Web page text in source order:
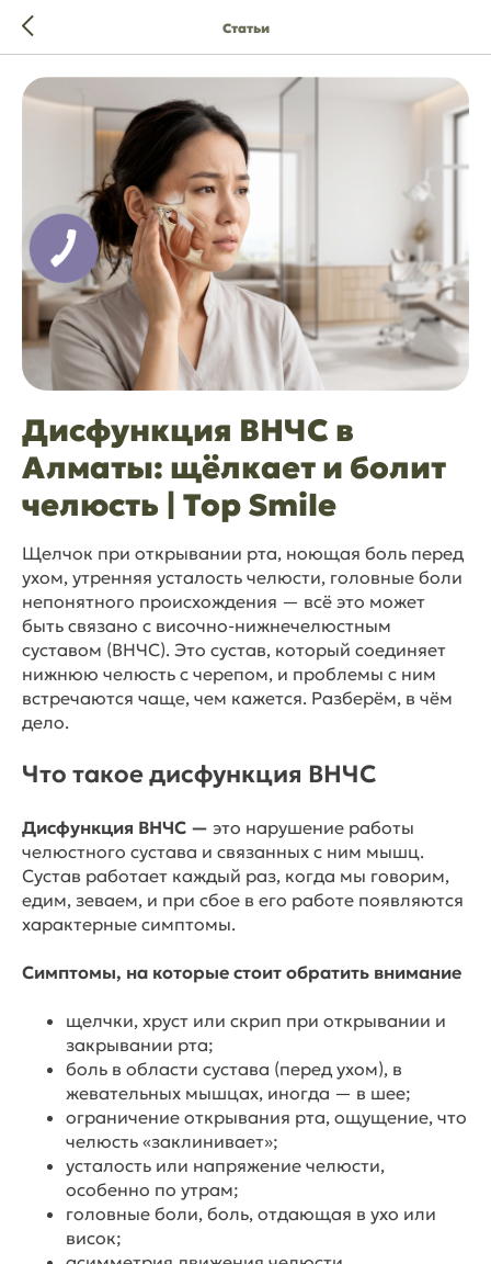
Статьи
Дисфункция ВНЧС в
Алматы: щёлкает и болит
челюсть | Top Smile
Щелчок при открывании рта, ноющая боль перед
ухом, утренняя усталость челюсти, головные боли
непонятного происхождения — всё это может
быть связано с височно-нижнечелюстным
суставом (ВНЧС). Это сустав, который соединяет
нижнюю челюсть с черепом, и проблемы с ним
встречаются чаще, чем кажется. Разберём, в чём
дело.
Что такое дисфункция ВНЧС
Дисфункция ВНЧС — это нарушение работы
челюстного сустава и связанных с ним мышц.
Сустав работает каждый раз, когда мы говорим,
едим, зеваем, и при сбое в его работе появляются
характерные симптомы.
Симптомы, на которые стоит обратить внимание
щелчки, хруст или скрип при открывании и
закрывании рта;
боль в области сустава (перед ухом), в
жевательных мышцах, иногда — в шее;
ограничение открывания рта, ощущение, что
челюсть «заклинивает»;
усталость или напряжение челюсти,
особенно по утрам;
головные боли, боль, отдающая в ухо или
висок;